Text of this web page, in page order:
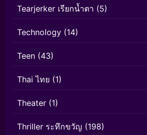
Tearjerker เรียกน้ำตา (5)
Technology (14)
Teen (43)
Thai ไทย (1)
Theater (1)
Thriller ระทึกขวัญ (198)